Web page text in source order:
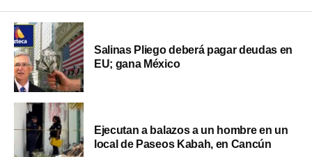
Salinas Pliego deberá pagar deudas en
EU; gana México
Ejecutan a balazos a un hombre en un
local de Paseos Kabah, en Cancún